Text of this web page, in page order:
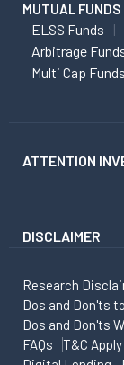
MUTUAL FUNDS
ELSS Funds
Arbitrage
Multi Cap Funds
ATTENTION
DISCLAIMER
Research
Dos and Don'ts
Dos and Don'ts
FAQs
T&C Apply